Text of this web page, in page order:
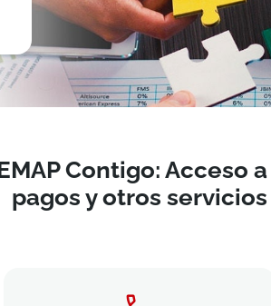
Contigo:
pagos y otros servicios